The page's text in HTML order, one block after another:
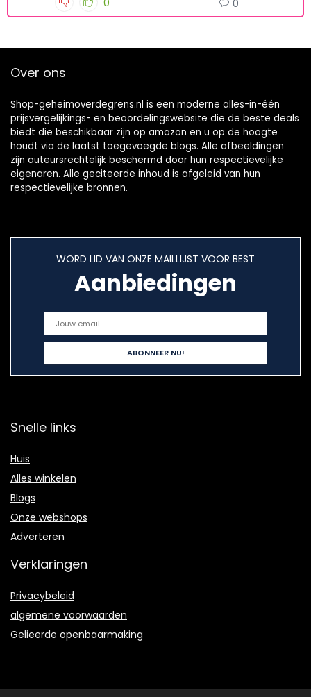
0 0
Over ons
Shop-geheimoverdegrens.nl is een moderne alles-in-één
prijsvergelijkings- en beoordelingswebsite die de beste deals
biedt die beschikbaar zijn op amazon en u op de hoogte
houdt via de laatst toegevoegde blogs. Alle afbeeldingen
zijn auteursrechtelijk beschermd door hun respectievelijke
eigenaren. Alle geciteerde inhoud is afgeleid van hun
respectievelijke bronnen.
WORD LID VAN ONZE MAILLIJST VOOR BEST
Aanbiedingen
Snelle links
Huis
Alles winkelen
Blogs
Onze webshops
Adverteren
Verklaringen
Privacybeleid
algemene voorwaarden
Gelieerde openbaarmaking